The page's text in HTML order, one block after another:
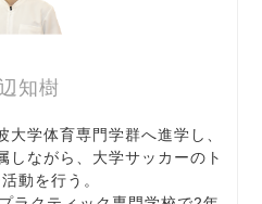
知樹
学体育専門学群へ進学し、
しながら、大学サッカーのト
動を行う。